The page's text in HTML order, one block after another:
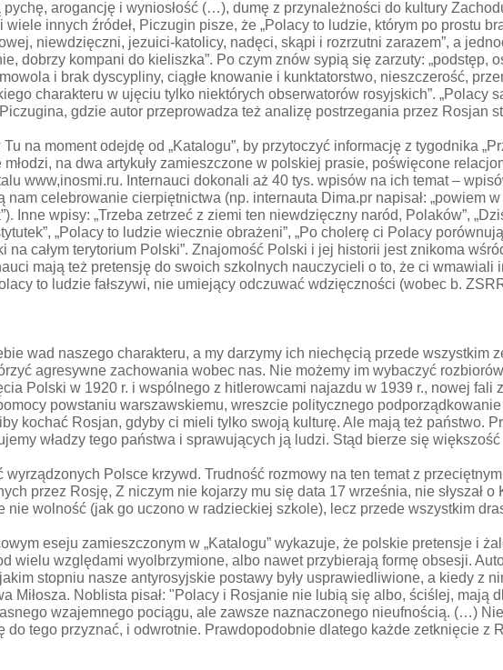
arogancję i wyniosłość (…), dumę z przynależności do kultury
innych źródeł, Piczugin pisze, że „Polacy to ludzie, którym po prostu
niewdzięczni, jezuici-katolicy, nadęci, skąpi i rozrzutni zarazem”, a
dobrzy kompani do kieliszka”. Po czym znów sypią się zarzuty: „podstęp,
i brak dyscypliny, ciągłe knowanie i kunktatorstwo, nieszczerość,
charakteru w ujęciu tylko niektórych obserwatorów rosyjskich”. „Polacy
gdzie autor przeprowadza też analizę postrzegania przez Rosjan
na moment odejdę od „Katalogu”, by przytoczyć informację z tygodnika
na dwa artykuły zamieszczone w polskiej prasie, poświęcone
www,inosmi.ru. Internauci dokonali aż 40 tys. wpisów na ich temat –
celebrowanie cierpiętnictwa (np. internauta Dima.pr napisał: „powiem
Inne wpisy: „Trzeba zetrzeć z ziemi ten niewdzięczny naród, Polaków”,
„Polacy to ludzie wiecznie obrażeni”, „Po cholerę ci Polacy
całym terytorium Polski”. Znajomość Polski i jej historii jest znikoma
mają też pretensję do swoich szkolnych nauczycieli o to, że ci wmawiali
to ludzie fałszywi, nie umiejący odczuwać wdzięczności (wobec b.
wad naszego charakteru, a my darzymy ich niechęcią przede wszystkim
agresywne zachowania wobec nas. Nie możemy im wybaczyć
Polski w 1920 r. i wspólnego z hitlerowcami najazdu w 1939 r., nowej fali
powstaniu warszawskiemu, wreszcie politycznego
kochać Rosjan, gdyby ci mieli tylko swoją kulturę. Ale mają też państwo.
władzy tego państwa i sprawujących ją ludzi. Stąd bierze się
Polsce krzywd. Trudność rozmowy na ten temat z
przez Rosję, Z niczym nie kojarzy mu się data 17 września, nie słyszał o
nie wolność (jak go uczono w radzieckiej szkole), lecz przede wszystkim
eseju zamieszczonym w „Katalogu” wykazuje, że polskie pretensje i
wielu względami wyolbrzymione, albo nawet przybierają formę obsesji.
stopniu nasze antyrosyjskie postawy były usprawiedliwione, a kiedy z
Miłosza. Noblista pisał: "Polacy i Rosjanie nie lubią się albo, ściślej, mają
wzajemnego pociągu, ale zawsze naznaczonego nieufnością. (…)
tego przyznać, i odwrotnie. Prawdopodobnie dlatego każde zetknięcie z